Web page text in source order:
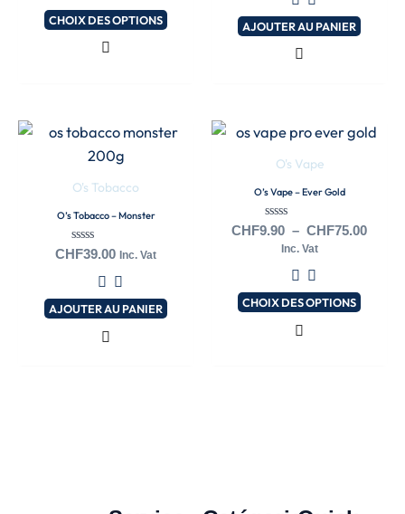
CHOIX DES OPTIONS
peuvent
page
du
AJOUTER AU PANIER
O's Tobacco
O’s Tobacco – Monster
Note
CHF39.00 Inc. Vat
AJOUTER AU PANIER
O's Vape
O’s Vape – Ever Gold
Note
CHF9.90 – CHF75.00
Plage
Inc. Vat
CHOIX DES OPTIONS
Ce
variations.
Les
options
peuvent